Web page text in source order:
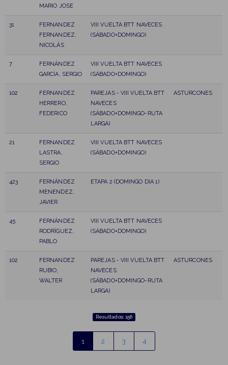
MARIO JOSE
31
FERNANDEZ
FERNANDEZ,
NICOLÁS
VIII VUELTA BTT NAVECES
(SÁBADO+DOMINGO)
7
FERNÁNDEZ
GARCÍA, SERGIO
VIII VUELTA BTT NAVECES
(SÁBADO+DOMINGO)
102
FERNANDEZ
HERRERO,
FEDERICO
PAREJAS - VIII VUELTA BTT
NAVECES
(SÁBADO+DOMINGO-RUTA
LARGA)
ASTURCONES
21
FERNANDEZ
LASTRA,
SERGIO
VIII VUELTA BTT NAVECES
(SÁBADO+DOMINGO)
423
FERNÁNDEZ
MENENDEZ,
JAVIER
ETAPA 2 (DOMINGO DIA 1)
45
FERNÁNDEZ
RODRÍGUEZ,
PABLO
VIII VUELTA BTT NAVECES
(SÁBADO+DOMINGO)
102
FERNANDEZ
RUBIO,
WALTER
PAREJAS - VIII VUELTA BTT
NAVECES
(SÁBADO+DOMINGO-RUTA
LARGA)
ASTURCONES
Resultados: 156
1 2 3 4